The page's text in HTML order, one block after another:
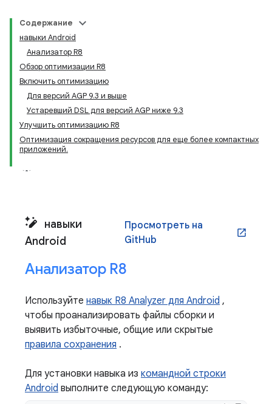
Содержание
навыки Android
Анализатор R8
Обзор оптимизации R8
Включить оптимизацию
Для версий AGP 9.3 и выше
Устаревший DSL для версий AGP ниже 9.3
Улучшить оптимизацию R8
Оптимизация сокращения ресурсов для еще более компактных
приложений.
навыки
Android
Просмотреть на
GitHub
open_in_new
Анализатор R8
Используйте навык R8 Analyzer для Android ,
чтобы проанализировать файлы сборки и
выявить избыточные, общие или скрытые
правила сохранения .
Для установки навыка из командной строки
Android выполните следующую команду: